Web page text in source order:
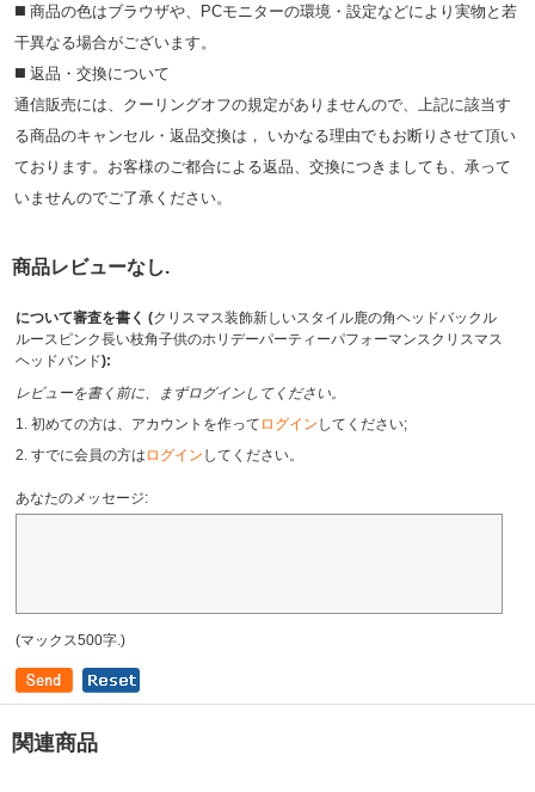
◼️ 商品の⾊はブラウザや、PCモニターの環境・設定などにより実物と若
⼲異なる場合がございます。
◼️ 返品・交換について
通信販売には、クーリングオフの規定がありませんので、上記に該当す
る商品のキャンセル・返品交換は， いかなる理由でもお断りさせて頂い
ております。お客様のご都合による返品、交換につきましても、承って
いませんのでご了承ください。
商品レビューなし.
について審査を書く (クリスマス装飾新しいスタイル鹿の角ヘッドバックル
ルースピンク長い枝角子供のホリデーパーティーパフォーマンスクリスマス
ヘッドバンド):
レビューを書く前に、まずログインしてください。
1. 初めての方は、アカウントを作って ログイン してください;
2. すでに会員の方は ログイン してください。
あなたのメッセージ:
(マックス500字.)
関連商品